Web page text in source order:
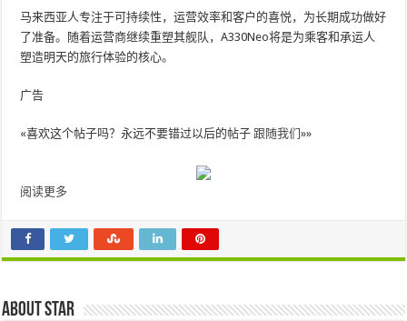
马来西亚人专注于可持续性，运营效率和客户的喜悦，为长期成功做好
了准备。随着运营商继续重塑其舰队，A330Neo将是为乘客和承运人
塑造明天的旅行体验的核心。
广告
«喜欢这个帖子吗？永远不要错过以后的帖子 跟随我们»»
阅读更多
About star